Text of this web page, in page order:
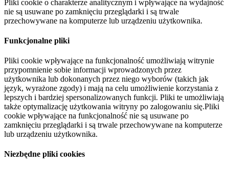
Pliki cookie o charakterze analitycznym i wpływające na wydajność
nie są usuwane po zamknięciu przeglądarki i są trwale
przechowywane na komputerze lub urządzeniu użytkownika.
Funkcjonalne pliki
Pliki cookie wpływające na funkcjonalność umożliwiają witrynie
przypomnienie sobie informacji wprowadzonych przez
użytkownika lub dokonanych przez niego wyborów (takich jak
język, wyrażone zgody) i mają na celu umożliwienie korzystania z
lepszych i bardziej spersonalizowanych funkcji. Pliki te umożliwiają
także optymalizację użytkowania witryny po zalogowaniu się.Pliki
cookie wpływające na funkcjonalność nie są usuwane po
zamknięciu przeglądarki i są trwale przechowywane na komputerze
lub urządzeniu użytkownika.
Niezbędne pliki cookies